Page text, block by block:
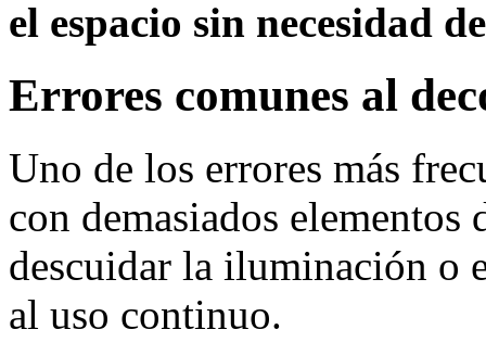
el espacio sin necesidad
Errores comunes al
Uno de los errores más
con demasiados
descuidar la iluminación o
al uso continuo.